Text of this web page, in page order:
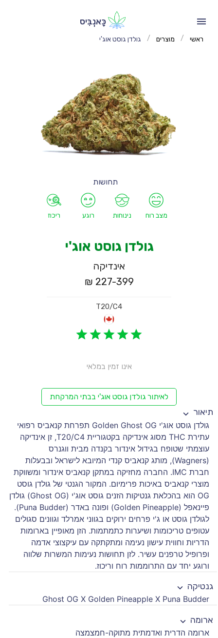
כָּאנְבִּיס
ראשי מוצרים גולדן גוסט אוג'י
תחושות
מצב רוח נינוחות רוגע ריכוז
גולדן גוסט אוג'י
אינדיקה
227-399 ₪
T20/C4
אינו זמין במלאי
לאיתור גולדן גוסט אוג'י בבתי המרקחת
תיאור
גולדן גוסט אוג'י Golden Ghost OG תפרחת קנאביס רפואי
עתירת THC מסוג אינדיקה בקטגוריית T20/C4, זן אינדיקה
עוצמתי שטופח בגידול אינדור בקנדה מבית ווגנרס
(Wagners), מותג קנאביס קנדי המיובא לישראל ובבעלות
חברת IMC. החברה מחזיקה במתקן קנאביס אינדור ומשווקת
מוצרי קנאביס באיכות פרימיום. המקור הגנטי של גולדן גוסט
OG הוא בהכלאת גנטיקות הזנים גוסט אוג'י (Ghost OG) גולדן
פיינאפל (Golden Pineapple) ופונה באדר (Puna Budder).
לגולדן גוסט או ג'י פרחים ירוקים בגווני אמרלד וגוונים סגולים
עטופים טריכומות ושיערות כתמתמות. הזן מאופיין בארומות
הדריות וחווית עישון נעימה ומתקתקה עם עיקצוצי אדמה
ופרופיל טרפנים עשיר. לזן תחושות נעימות המשרות שלווה
ורוגע יחד עם התרוממות רוח וריכוז.
גנטיקה
Ghost OG X Golden Pineapple X Puna Budder
ארומה
ארומה הדרית ואדמתית מתוקה-חמצמצה